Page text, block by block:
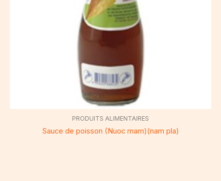
PRODUITS ALIMENTAIRES
Sauce de poisson (Nuoc mam)(nam pla)